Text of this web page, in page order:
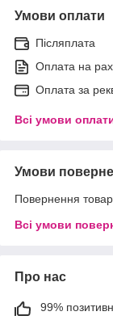
Умови оплати
Післяплата
Оплата на
Оплата за
Всі умови
Умови
Повернення
Всі умови
Про нас
99%